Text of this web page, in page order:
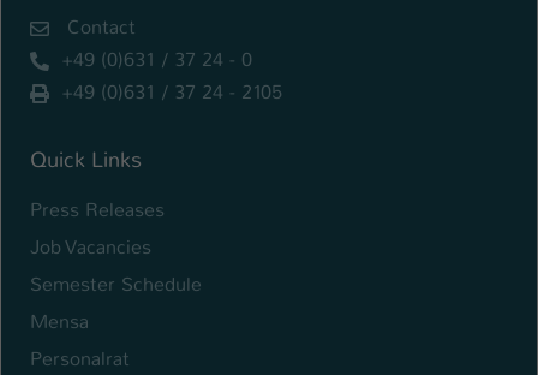
Contact
+49 (0)631 / 37 24 - 0
+49 (0)631 / 37 24 - 2105
Quick Links
Press Releases
Job Vacancies
Semester Schedule
Mensa
Personalrat